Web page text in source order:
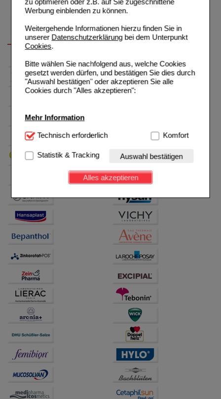
zu optimieren oder z.B. auf Sie zugeschnittene
Werbung einblenden zu können.
Weitergehende Informationen hierzu finden Sie in
unserer Datenschutzerklärungbei dem Unterpunkt
Cookies.
Bitte wählen Sie nachfolgend aus, welche Cookies
gesetzt werden dürfen, und bestätigen Sie dies durch
"Auswahl bestätigen" oder akzeptieren Sie alle
Cookies durch "Alles akzeptieren":
Mehr Information
Technisch Notwendig:Hierbei handelt es sich um
Website notwendig sind (z.B. Navigation, Warenkorb,
Kundenkonto), weshalb auf diese nicht verzichtet
werden kann.
Einkaufserlebnis noch ansprechender zu gestalten,
Besuchers oder unsere Seite an bevorzugte
Verhaltensweisen (z.B. Spracheinstellung)
anzupassen. Komfort-Cookies ermöglichen es uns
auch auf Ihre Bedürfnisse zugeschrittene Inhalte
anzuzeigen und unser Partnerprogramm zu
betreiben.
Statistik & Tracking:
Hierüber lassen sich
Informationen über die Art und Weise der Nutzung
unserer Website sammeln, mit deren Hilfe wir unsere
Website weiter für Sie optimieren können, den Inhalt
auf unserer Website aber auch die Werbung auf
Drittseiten möglichst relevant für Sie zu gestalten.
Bitte beachten Sie, dass Daten hierfür teilweise an
Dritte wie z.B. Google oder soziale Medien
übertragen werden.
Technisch erforderlich Komfort
Statistik & Tracking Auswahl bestätigen
Alles akzeptieren